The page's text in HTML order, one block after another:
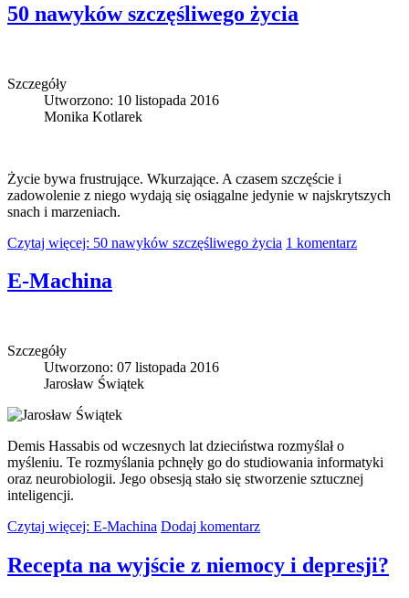
50 nawyków szczęśliwego życia
Szczegóły
Utworzono: 10 listopada 2016
Monika Kotlarek
Życie bywa frustrujące. Wkurzające. A czasem szczęście i
zadowolenie z niego wydają się osiągalne jedynie w najskrytszych
snach i marzeniach.
Czytaj więcej: 50 nawyków szczęśliwego życia 1 komentarz
E-Machina
Szczegóły
Utworzono: 07 listopada 2016
Jarosław Świątek
Demis Hassabis od wczesnych lat dzieciństwa rozmyślał o
myśleniu. Te rozmyślania pchnęły go do studiowania informatyki
oraz neurobiologii. Jego obsesją stało się stworzenie sztucznej
inteligencji.
Czytaj więcej: E-Machina Dodaj komentarz
Recepta na wyjście z niemocy i depresji?